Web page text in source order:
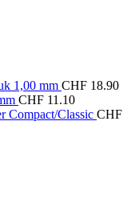
1,00 mm CHF 18.90
CHF 11.10
Compact/Classic CHF